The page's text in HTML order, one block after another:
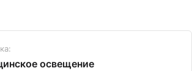
освещение